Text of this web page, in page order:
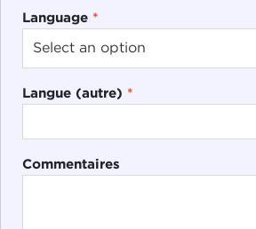
Language *
Langue (autre) *
Commentaires